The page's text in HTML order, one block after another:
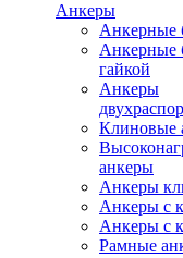
Анкеры
Анкерные
Анкерные
гайкой
Анкеры
Клиновые
анкеры
Анкеры
Анкеры с
Анкеры с
Рамные